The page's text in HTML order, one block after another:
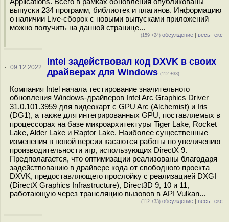
выпуски 234 программ, библиотек и плагинов. Информацию
о наличии Live-сборок с новыми выпусками приложений
можно получить на данной странице...
(159 +24) обсуждение | весь текст
· 09.12.2022
Intel задействовал код DXVK в своих
драйверах для Windows (112 +33)
Компания Intel начала тестирование значительного
обновления Windows-драйверов Intel Arc Graphics Driver
31.0.101.3959 для видеокарт с GPU Arc (Alchemist) и Iris
(DG1), а также для интегрированных GPU, поставляемых в
процессорах на базе микроархитектуры Tiger Lake, Rocket
Lake, Alder Lake и Raptor Lake. Наиболее существенные
изменения в новой версии касаются работы по увеличению
производительности игр, использующих DirectX 9.
Предполагается, что оптимизации реализованы благодаря
задействованию в драйвере кода от свободного проекта
DXVK, предоставляющего прослойку с реализацией DXGI
(DirectX Graphics Infrastructure), Direct3D 9, 10 и 11,
работающую через трансляцию вызовов в API Vulkan...
(112 +33) обсуждение | весь текст